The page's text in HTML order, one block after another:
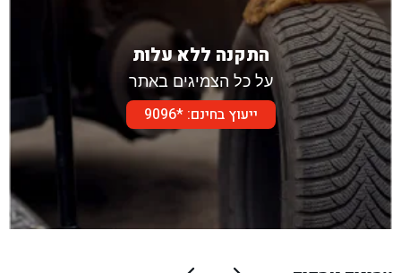
התקנה ללא עלות
על כל הצמיגים באתר
ייעוץ בחינם: *9096